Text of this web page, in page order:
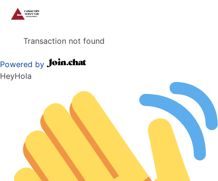
Transaction not found
Powered by
HeyHola